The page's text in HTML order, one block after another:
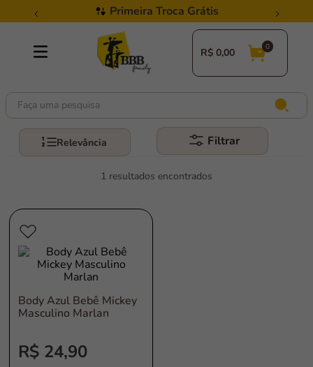
Primeira Troca Grátis
R$0,00
Faça uma pesquisa
Relevância Filtrar
1
Body Azul Bebê Mickey
Masculino Marlan
R$ 24,90